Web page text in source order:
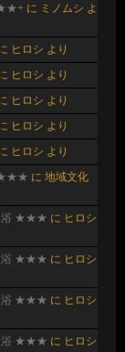
に ミノムシ よ
ヒロシ より
ヒロシ より
ヒロシ より
ヒロシ より
ヒロシ より
に 地域文化
浴 ★★★ に ヒロシ
浴 ★★★ に ヒロシ
浴 ★★★ に ヒロシ
浴 ★★★ に ヒロシ